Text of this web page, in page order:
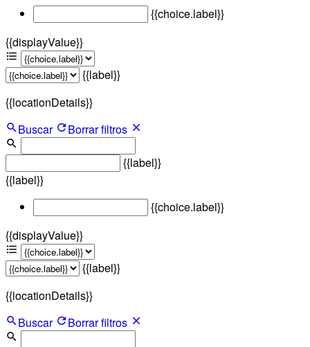
{{choice.label}}
{{displayValue}}
{{label}}
{{locationDetails}}
Buscar
Borrar filtros
{{label}}
{{label}}
{{choice.label}}
{{displayValue}}
{{label}}
{{locationDetails}}
Buscar
Borrar filtros